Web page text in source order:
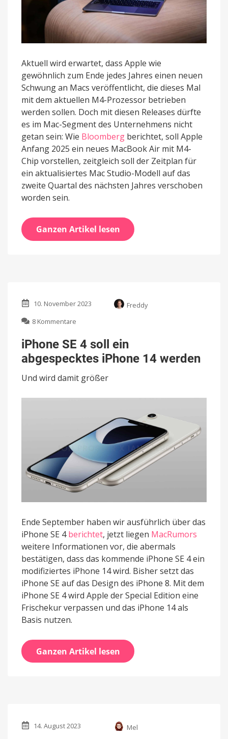
Aktuell wird erwartet, dass Apple wie
gewöhnlich zum Ende jedes Jahres einen neuen
Schwung an Macs veröffentlicht, die dieses Mal
mit dem aktuellen M4-Prozessor betrieben
werden sollen. Doch mit diesen Releases dürfte
es im Mac-Segment des Unternehmens nicht
getan sein: Wie Bloomberg berichtet, soll Apple
Anfang 2025 ein neues MacBook Air mit M4-
Chip vorstellen, zeitgleich soll der Zeitplan für
ein aktualisiertes Mac Studio-Modell auf das
zweite Quartal des nächsten Jahres verschoben
worden sein.
Ganzen Artikel lesen
10. November 2023
Freddy
8 Kommentare
SE
soll
abgespecktes
14
iPhone SE 4 soll ein
abgespecktes iPhone 14 werden
Und wird damit größer
Ende September haben wir ausführlich über das
iPhone SE 4berichtet, jetzt liegen MacRumors
weitere Informationen vor, die abermals
bestätigen, dass das kommende iPhone SE 4 ein
modifiziertes iPhone 14 wird. Bisher setzt das
iPhone SE auf das Design des iPhone 8. Mit dem
iPhone SE 4 wird Apple der Special Edition eine
Frischekur verpassen und das iPhone 14 als
Basis nutzen.
Ganzen Artikel lesen
14. August 2023
Mel